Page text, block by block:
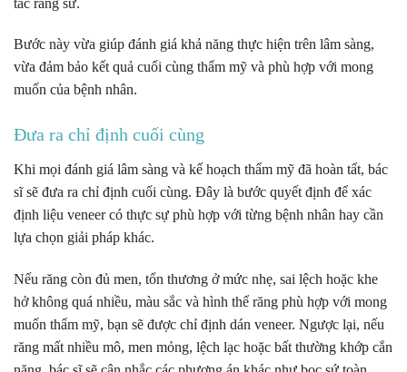
Bước này vừa giúp đánh giá khả năng thực hiện trên lâm sàng,
vừa đảm bảo kết quả cuối cùng thẩm mỹ và phù hợp với mong
muốn của bệnh nhân.
Đưa ra chỉ định cuối cùng
Khi mọi đánh giá lâm sàng và kế hoạch thẩm mỹ đã hoàn tất, bác
sĩ sẽ đưa ra chỉ định cuối cùng. Đây là bước quyết định để xác
định liệu veneer có thực sự phù hợp với từng bệnh nhân hay cần
lựa chọn giải pháp khác.
Nếu răng còn đủ men, tổn thương ở mức nhẹ, sai lệch hoặc khe
hở không quá nhiều, màu sắc và hình thể răng phù hợp với mong
muốn thẩm mỹ, bạn sẽ được chỉ định dán veneer. Ngược lại, nếu
răng mất nhiều mô, men mỏng, lệch lạc hoặc bất thường khớp cắn